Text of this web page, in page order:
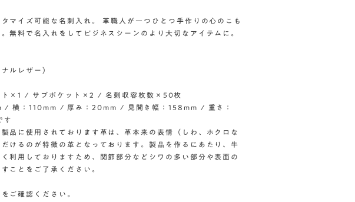
マイズ可能な名刺入れ。 革職人が一つひとつ手作りの心のこも
無料で名入れをしてビジネスシーンのより大切なアイテムに。
ルレザー）
ト×1 / サブポケット×2 / 名刺収容枚数×50枚
/ 横：110mm / 厚み：20mm / 見開き幅：158mm / 重さ：
す
品に使用されております革は、革本来の表情（しわ、ホクロな
けるのが特徴の革となっております。製品を作るにあたり、牛
利用しておりますため、関節部分などシワの多い部分や表面の
ことをご了承ください。
ご確認ください。